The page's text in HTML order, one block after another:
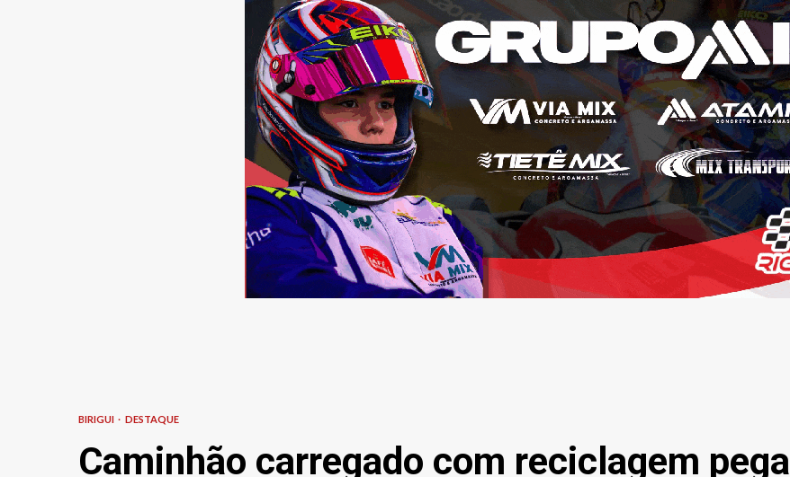
BIRIGUI DESTAQUE
Caminhão carregado com reciclagem pega